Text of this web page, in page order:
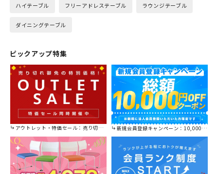
ハイテーブル フリーアドレステーブル ラウンジテーブル
ダイニングテーブル
ピックアップ特集
アウトレット・特価セール：売り切れ御免の特別価格！ 新規会員登録キャンペーン：10,000円OFFクーポン進呈中！